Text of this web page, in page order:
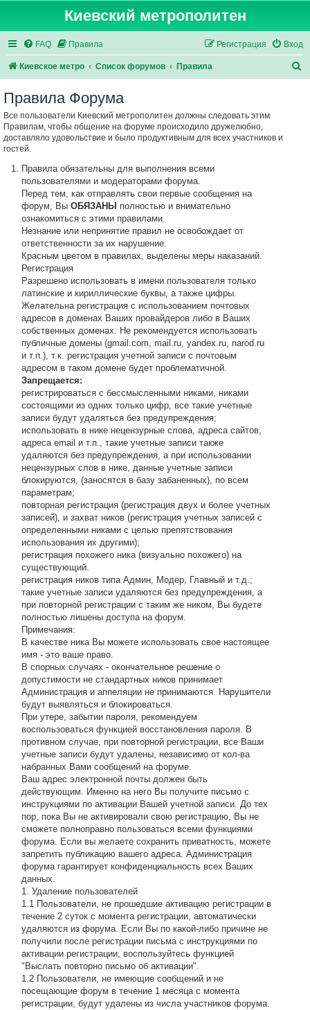
Киевский метрополитен
FAQ Правила Вход
Регистрация
Киевское метро Список форумов Правила
Правила Форума
Все пользователи Киевский метрополитен должны следовать этим
Правилам, чтобы общение на форуме происходило дружелюбно,
доставляло удовольствие и было продуктивным для всех участников и
гостей.
Правила обязательны для выполнения всеми
пользователями и модераторами форума.
Перед тем, как отправлять свои первые сообщения на
форум, ВыОБЯЗАНЫ полностью и внимательно
ознакомиться с этими правилами.
Незнание или непринятие правил не освобождает от
ответственности за их нарушение.
Красным цветом в правилах, выделены меры наказаний.
Регистрация
Разрешено использовать в имени пользователя только
латинские и кириллические буквы, а также цифры.
Желательна регистрация с использованием почтовых
адресов в доменах Ваших провайдеров либо в Ваших
собственных доменах. Не рекомендуется использовать
публичные домены (gmail.com, mail.ru, yandex.ru, narod.ru
и т.п.), т.к. регистрация учетной записи с почтовым
адресом в таком домене будет проблематичной.
Запрещается:
регистрироваться с бессмысленными никами, никами
состоящими из одних только цифр, все такие учетные
записи будут удаляться без предупреждения;
использовать в нике нецензурные слова, адреса сайтов,
адреса email и т.п., такие учетные записи также
удаляются без предупреждения, а при использовании
нецензурных слов в нике, данные учетные записи
блокируются, (заносятся в базу забаненных), по всем
параметрам;
повторная регистрация (регистрация двух и более учетных
записей), и захват ников (регистрация учетных записей с
определенными никами с целью препятствования
использования их другими);
регистрация похожего ника (визуально похожего) на
существующий.
регистрация ников типа Админ, Модер, Главный и т.д.;
такие учетные записи удаляются без предупреждения, а
при повторной регистрации с таким же ником, Вы будете
полностью лишены доступа на форум.
Примечания:
В качестве ника Вы можете использовать свое настоящее
имя - это ваше право.
В спорных случаях - окончательное решение о
допустимости не стандартных ников принимает
Администрация и аппеляции не принимаются. Нарушители
будут выявляться и блокироваться.
При утере, забытии пароля, рекомендуем
воспользоваться функцией восстановления пароля. В
противном случае, при повторной регистрации, все Ваши
учетные записи будут удалены, независимо от кол-ва
набранных Вами сообщений на форуме.
Ваш адрес электронной почты должен быть
действующим. Именно на него Вы получите письмо с
инструкциями по активации Вашей учетной записи. До тех
пор, пока Вы не активировали свою регистрацию, Вы не
сможете полноправно пользоваться всеми функциями
форума. Если вы желаете сохранить приватность, можете
запретить публикацию вашего адреса. Администрация
форума гарантирует конфиденциальность всех Ваших
данных.
1. Удаление пользователей
1.1 Пользователи, не прошедшие активацию регистрации в
течение 2 суток с момента регистрации, автоматически
удаляются из форума. Если Вы по какой-либо причине не
получили после регистрации письма с инструкциями по
активации регистрации, воспользуйтесь функцией
"Выслать повторно письмо об активации".
1.2 Пользователи, не имеющие сообщений и не
посещающие форум в течение 1 месяца с момента
регистрации, будут удалены из числа участников форума.